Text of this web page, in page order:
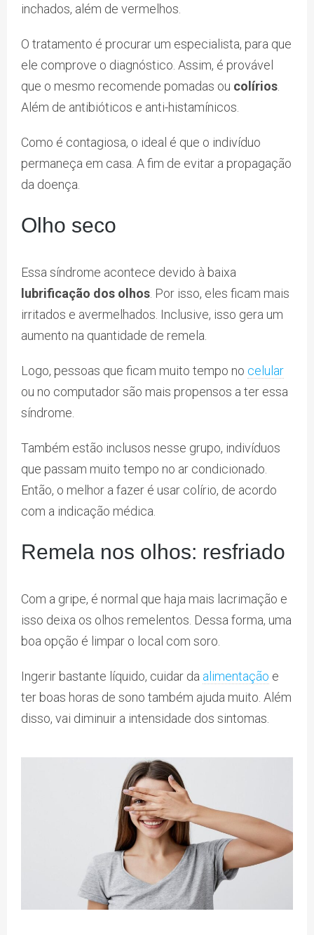
inchados, além de vermelhos.
O tratamento é procurar um especialista, para que
ele comprove o diagnóstico. Assim, é provável
que o mesmo recomende pomadas ou colírios
Além de antibióticos e anti-histamínicos.
Como é contagiosa, o ideal é que o indivíduo
permaneça em casa. A fim de evitar a propagação
da doença.
Olho seco
Essa síndrome acontece devido à baixa
lubrificação dos olhos . Por isso, eles ficam mais
irritados e avermelhados. Inclusive, isso gera um
aumento na quantidade de remela.
Logo, pessoas que ficam muito tempo no celular
ou no computador são mais propensos a ter essa
síndrome.
Também estão inclusos nesse grupo, indivíduos
que passam muito tempo no ar condicionado.
Então, o melhor a fazer é usar colírio, de acordo
com a indicação médica.
Remela nos olhos: resfriado
Com a gripe, é normal que haja mais lacrimação e
isso deixa os olhos remelentos. Dessa forma, uma
boa opção é limpar o local com soro.
Ingerir bastante líquido, cuidar da alimentação e
ter boas horas de sono também ajuda muito. Além
disso, vai diminuir a intensidade dos sintomas.